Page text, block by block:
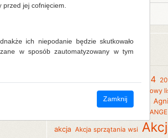
Tagi
2014
biblioteki 2017 abc Adamajtosowy
Agnieszka Urbańska
akademia
akcja Akcja sprzątania wsi
przed jej cofnięciem.
ich niepodanie będzie skutkowało
w sposób zautomatyzowany w tym
Zamknij